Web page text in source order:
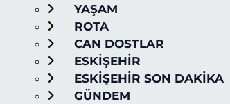
YAŞAM
ROTA
CAN DOSTLAR
ESKİŞEHİR
ESKİŞEHİR SON DAKİKA
GÜNDEM